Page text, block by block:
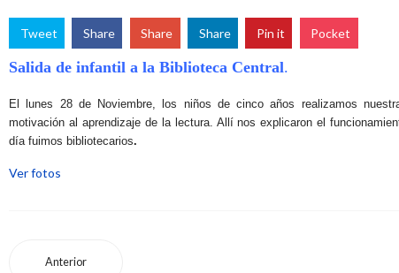
Tweet Share Share Share Pin it Pocket
Salida de infantil a la Biblioteca Central.
El lunes 28 de Noviembre, los niños de cinco años realizamos
motivación al aprendizaje de la lectura. Allí nos explicaron el
día fuimos bibliotecarios.
Ver fotos
Anterior